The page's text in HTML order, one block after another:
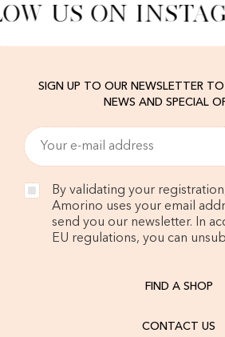
US ON
SIGN UP TO OUR NEWSLETTER
NEWS AND SPECIAL
By validating your
Amorino uses your email
send you our newsletter. In
EU regulations, you can
FIND A SHOP
CONTACT US